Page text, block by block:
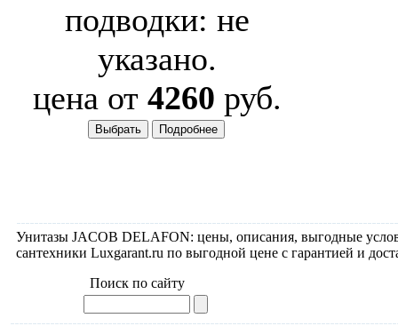
подводки: не
указано.
цена от 4260 руб.
Унитазы JACOB DELAFON: цены, описания, выгодные
сантехники Luxgarant.ru по выгодной цене с гарантией и
Поиск по сайту